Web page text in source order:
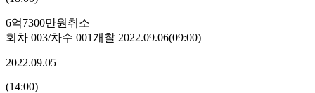
6억7300만원 취소
회차 003/차수 001개찰 2022.09.06(09:00)
2022.09.05
(14:00)